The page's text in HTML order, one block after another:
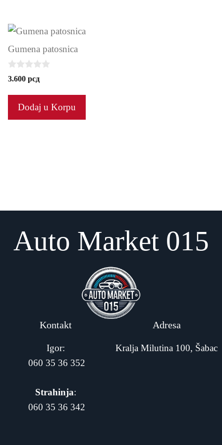
Gumena patosnica
0
o
3.600 рсд
Dodaj u Korpu
Kontakt
Igor:
060 35 36 352
Strahinja:
060 35 36 342
Adresa
Kralja Milutina 100, Šabac
Auto Market 015